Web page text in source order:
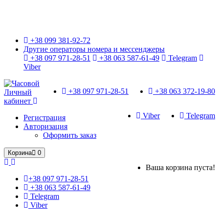
+38 099 381-92-72
Другие операторы номера и мессенджеры
+38 097 971-28-51
+38 063 587-61-49
Telegram
Viber
+38 063 372-19-80
+38 097 971-28-51
Telegram
Viber
Личный
кабинет
Регистрация
Авторизация
Оформить заказ
Корзина 0
Ваша корзина пуста!
+38 097 971-28-51
+38 063 587-61-49
Telegram
Viber